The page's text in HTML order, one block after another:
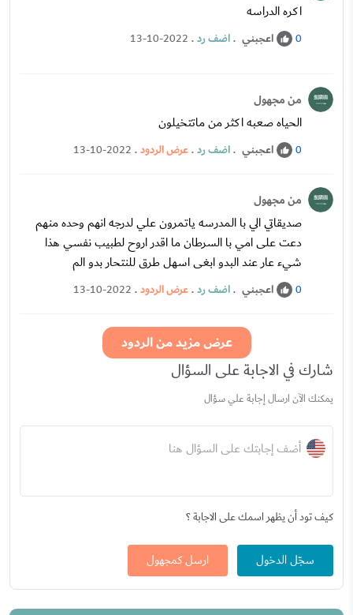
اكره الدراسه
0 اعجبني .اضف رد.
13-10-2022
من مجهول
الحياه صعبه اكثر من ماتتخيلون
0 اعجبني .اضف رد.عرض الردود.
13-10-2022
من مجهول
صديقاتي الي با المدرسه ياتمرون علي لدرجه انهم وحده منهم
دعت على امي با السرطان ما اقدر اروح لطبيب نفسي هذا
شيء عار عند البدو ابغى اسهل طرق للنتحار بدو الم
0 اعجبني .اضف رد.عرض الردود.
13-10-2022
عرض مزيد من الردود
شارك في الاجابة على السؤال
يمكنك الآن ارسال إجابة علي سؤال
أضف إجابتك على السؤال هنا
كيف تود أن يظهر اسمك على الاجابة ؟
سجّل الدخول ارسل كمجهول